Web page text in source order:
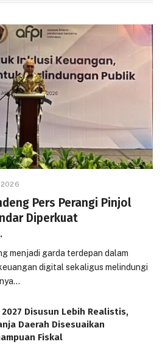
2026
Pers Perangi Pinjol
Diperkuat
menjadi garda terdepan dalam
digital sekaligus melindungi
2027 Disusun Lebih Realistis,
Daerah Disesuaikan
Fiskal